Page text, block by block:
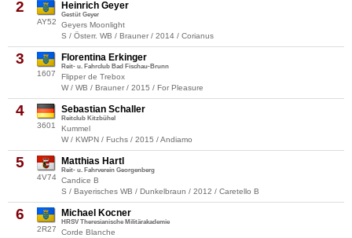
2
AY52
Heinrich Geyer
Gestüt Geyer
Geyers Moonlight
S / Österr. WB / Brauner / 2014 / Corianus
3
1607
Florentina Erkinger
Reit- u. Fahrclub Bad Fischau-Brunn
Flipper de Trebox
W / WB / Brauner / 2015 / For Pleasure
4
3601
Sebastian Schaller
Reitclub Kitzbühel
Kummel
W / KWPN / Fuchs / 2015 / Andiamo
5
4V74
Matthias Hartl
Reit- u. Fahrverein Georgenberg
Candice B
S / Bayerisches WB / Dunkelbraun / 2012 / Caretello B
6
2R27
Michael Kocner
HRSV Theresianische Militärakademie
Corde Blanche